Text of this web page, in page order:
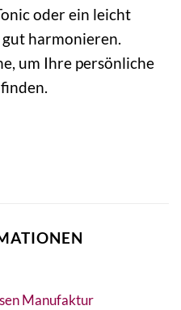
oder ein leicht
harmonieren.
um Ihre persönliche
Manufaktur